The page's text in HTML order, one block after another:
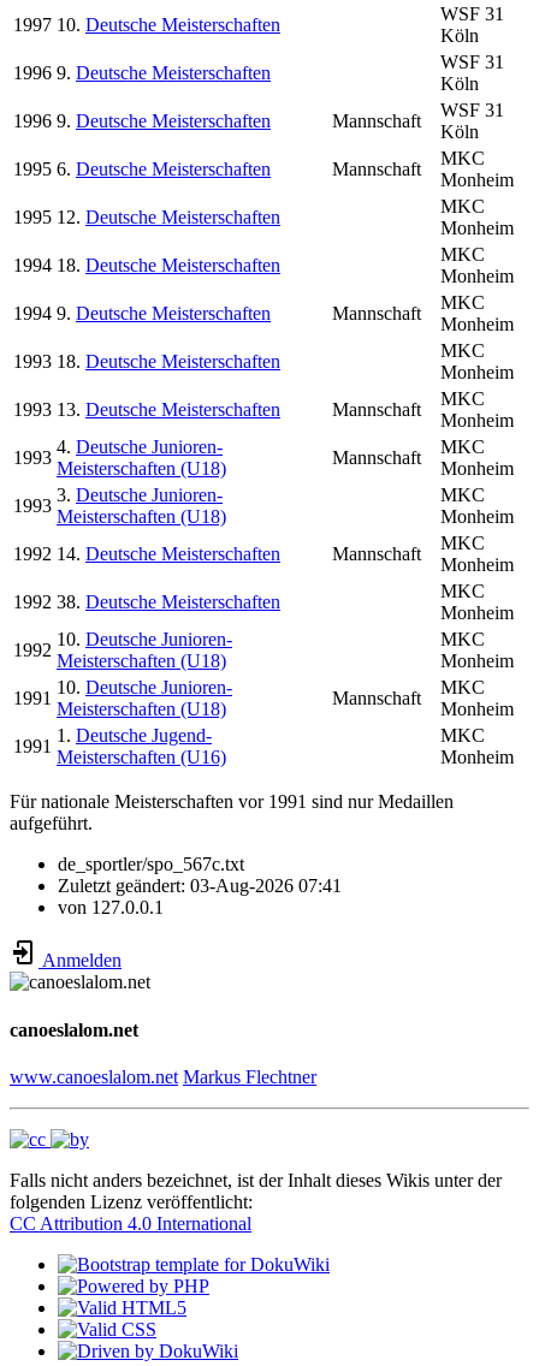
1997 10. Deutsche Meisterschaften
WSF 31
Köln
1996 9. Deutsche Meisterschaften
WSF 31
Köln
1996 9. Deutsche Meisterschaften Mannschaft
WSF 31
Köln
1995 6. Deutsche Meisterschaften Mannschaft
MKC
Monheim
1995 12. Deutsche Meisterschaften
MKC
Monheim
1994 18. Deutsche Meisterschaften
MKC
Monheim
1994 9. Deutsche Meisterschaften Mannschaft
MKC
Monheim
1993 18. Deutsche Meisterschaften
MKC
Monheim
1993 13. Deutsche Meisterschaften Mannschaft
MKC
Monheim
1993
4. Deutsche Junioren-
Meisterschaften (U18)
Mannschaft
MKC
Monheim
1993
3. Deutsche Junioren-
Meisterschaften (U18)
MKC
Monheim
1992 14. Deutsche Meisterschaften Mannschaft
MKC
Monheim
1992 38. Deutsche Meisterschaften
MKC
Monheim
1992
10. Deutsche Junioren-
Meisterschaften (U18)
MKC
Monheim
1991
10. Deutsche Junioren-
Meisterschaften (U18)
Mannschaft
MKC
Monheim
1991
1. Deutsche Jugend-
Meisterschaften (U16)
MKC
Monheim
Für nationale Meisterschaften vor 1991 sind nur Medaillen
aufgeführt.
de_sportler/spo_567c.txt
Zuletzt geändert: 03-Aug-2026 07:41
von 127.0.0.1
Anmelden
canoeslalom.net
www.canoeslalom.net Markus Flechtner
Falls nicht anders bezeichnet, ist der Inhalt dieses Wikis unter der
folgenden Lizenz veröffentlicht:
CC Attribution 4.0 International